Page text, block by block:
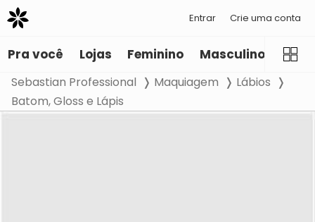
Entrar Crie uma conta
Pra você Lojas Feminino Masculino
Sebastian Professional Maquiagem
Lábios
Batom, Gloss e Lápis